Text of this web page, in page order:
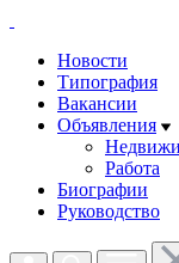
Новости
Типография
Вакансии
Объявления
Работа
Биографии
Руководство